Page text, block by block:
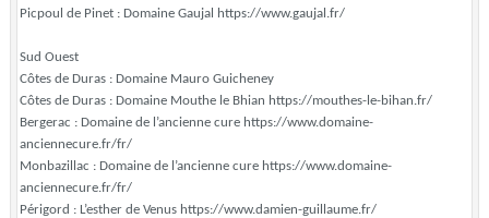
Picpoul de Pinet : Domaine Gaujal https://www.gaujal.fr/
Sud Ouest
Côtes de Duras : Domaine Mauro Guicheney
Côtes de Duras : Domaine Mouthe le Bhian https://mouthes-le-bihan.fr/
Bergerac : Domaine de l’ancienne cure https://www.domaine-
anciennecure.fr/fr/
Monbazillac : Domaine de l’ancienne cure https://www.domaine-
anciennecure.fr/fr/
Périgord : L’esther de Venus https://www.damien-guillaume.fr/